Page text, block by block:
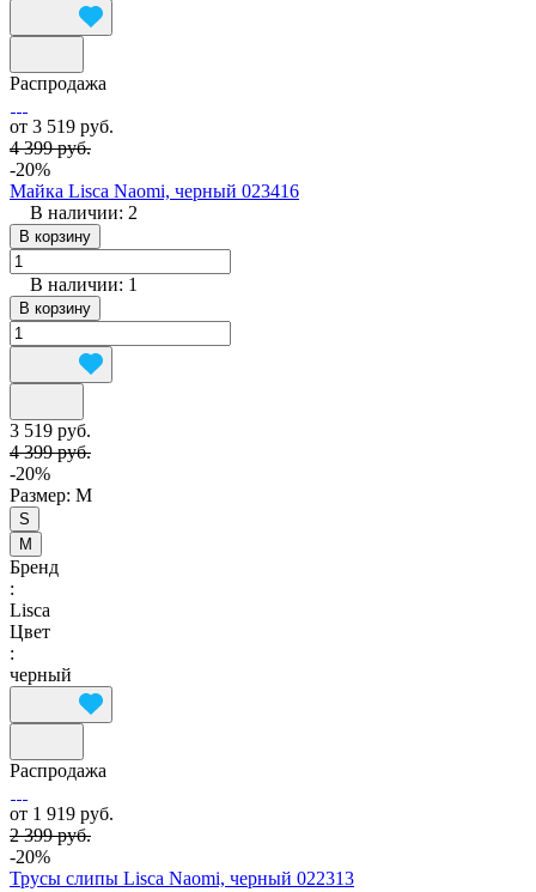
Распродажа
от 3 519 руб.
4 399 руб.
-20%
Майка Lisca Naomi, черный 023416
В наличии: 2
В корзину
В наличии: 1
В корзину
3 519 руб.
4 399 руб.
-20%
Размер: M
S
M
Бренд
:
Lisca
Цвет
:
черный
Распродажа
от 1 919 руб.
2 399 руб.
-20%
Трусы слипы Lisca Naomi, черный 022313